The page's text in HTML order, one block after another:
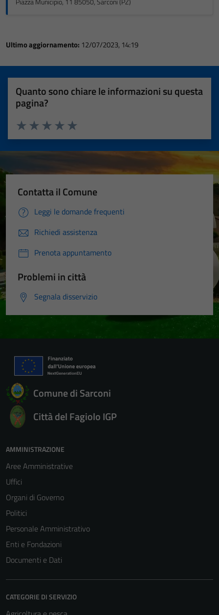
Ultimo aggiornamento: 12/07/2023, 14:19
Quanto sono chiare le informazioni su questa
pagina?
Valuta 5 stelle su 5
Valuta 4 stelle su 5
Valuta 3 stelle su 5
Valuta 2 stelle su 5
Valuta 1 stelle su 5
Contatta il Comune
Leggi le domande frequenti
Richiedi assistenza
Prenota appuntamento
Problemi in città
Segnala disservizio
Comune di Sarconi
Città del Fagiolo IGP
AMMINISTRAZIONE
Aree Amministrative
Uffici
Organi di Governo
Politici
Personale Amministrativo
Enti e Fondazioni
Documenti e Dati
CATEGORIE DI SERVIZIO